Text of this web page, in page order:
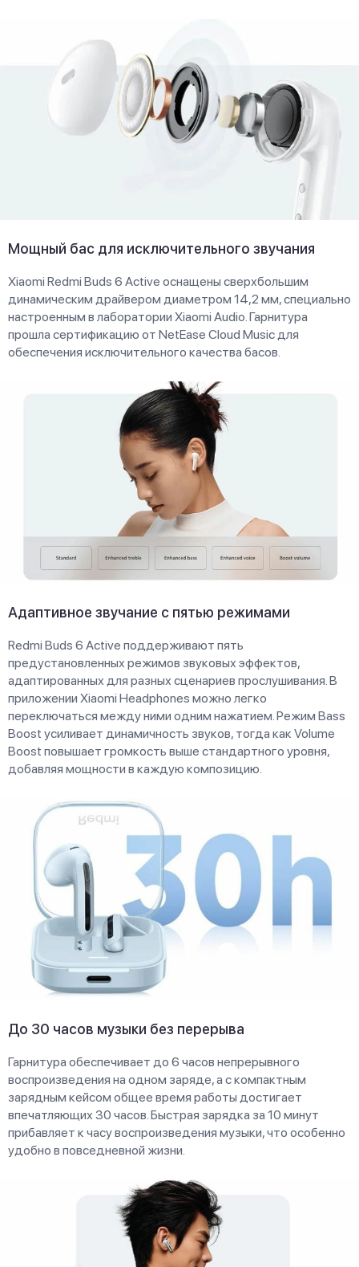
Мощный бас для исключительного звучания
Xiaomi Redmi Buds 6 Active оснащены сверхбольшим
динамическим драйвером диаметром 14,2 мм, специально
настроенным в лаборатории Xiaomi Audio. Гарнитура
прошла сертификацию от NetEase Cloud Music для
обеспечения исключительного качества басов.
Адаптивное звучание с пятью режимами
Redmi Buds 6 Active поддерживают пять
предустановленных режимов звуковых эффектов,
адаптированных для разных сценариев прослушивания. В
приложении Xiaomi Headphones можно легко
переключаться между ними одним нажатием. Режим Bass
Boost усиливает динамичность звуков, тогда как Volume
Boost повышает громкость выше стандартного уровня,
добавляя мощности в каждую композицию.
До 30 часов музыки без перерыва
Гарнитура обеспечивает до 6 часов непрерывного
воспроизведения на одном заряде, а с компактным
зарядным кейсом общее время работы достигает
впечатляющих 30 часов. Быстрая зарядка за 10 минут
прибавляет к часу воспроизведения музыки, что особенно
удобно в повседневной жизни.